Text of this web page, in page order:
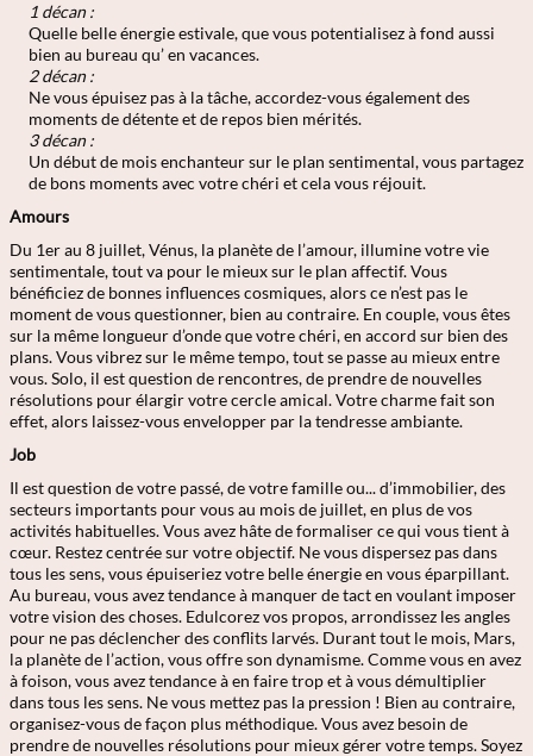
1 décan :
Quelle belle énergie estivale, que vous potentialisez à fond aussi
bien au bureau qu’ en vacances.
2 décan :
Ne vous épuisez pas à la tâche, accordez-vous également des
moments de détente et de repos bien mérités.
3 décan :
Un début de mois enchanteur sur le plan sentimental, vous partagez
de bons moments avec votre chéri et cela vous réjouit.
Amours
Du 1er au 8 juillet, Vénus, la planète de l’amour, illumine votre vie
sentimentale, tout va pour le mieux sur le plan affectif. Vous
bénéficiez de bonnes influences cosmiques, alors ce n’est pas le
moment de vous questionner, bien au contraire. En couple, vous êtes
sur la même longueur d’onde que votre chéri, en accord sur bien des
plans. Vous vibrez sur le même tempo, tout se passe au mieux entre
vous. Solo, il est question de rencontres, de prendre de nouvelles
résolutions pour élargir votre cercle amical. Votre charme fait son
effet, alors laissez-vous envelopper par la tendresse ambiante.
Job
Il est question de votre passé, de votre famille ou... d’immobilier, des
secteurs importants pour vous au mois de juillet, en plus de vos
activités habituelles. Vous avez hâte de formaliser ce qui vous tient à
cœur. Restez centrée sur votre objectif. Ne vous dispersez pas dans
tous les sens, vous épuiseriez votre belle énergie en vous éparpillant.
Au bureau, vous avez tendance à manquer de tact en voulant imposer
votre vision des choses. Edulcorez vos propos, arrondissez les angles
pour ne pas déclencher des conflits larvés. Durant tout le mois, Mars,
la planète de l’action, vous offre son dynamisme. Comme vous en avez
à foison, vous avez tendance à en faire trop et à vous démultiplier
dans tous les sens. Ne vous mettez pas la pression ! Bien au contraire,
organisez-vous de façon plus méthodique. Vous avez besoin de
prendre de nouvelles résolutions pour mieux gérer votre temps. Soyez